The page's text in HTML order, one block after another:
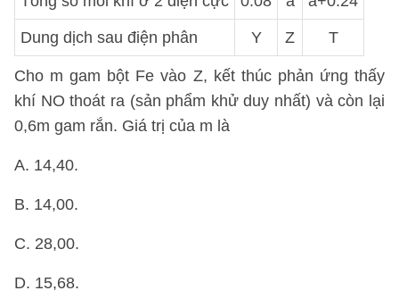
Dung dịch sau điện phân Y Z T
Cho m gam bột Fe vào Z, kết thúc phản ứng thấy
khí NO thoát ra (sản phẩm khử duy nhất) và còn lại
0,6m gam rắn. Giá trị của m là
A. 14,40.
B. 14,00.
C. 28,00.
D. 15,68.